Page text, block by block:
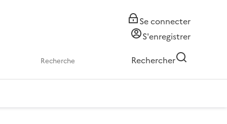
Se connecter
S'enregistrer
Rechercher